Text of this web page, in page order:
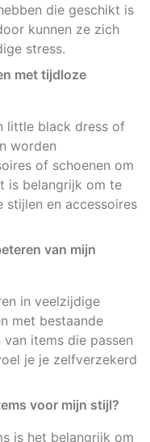
die geschikt is
kunnen ze zich
stress.
met tijdloze
little black dress of
worden
of schoenen om
is belangrijk om te
stijlen en accessoires
van mijn
in veelzijdige
met bestaande
items die passen
je je zelfverzekerd
voor mijn stijl?
is het belangrijk om